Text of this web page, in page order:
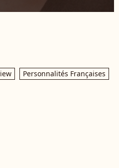
Personnalités Françaises